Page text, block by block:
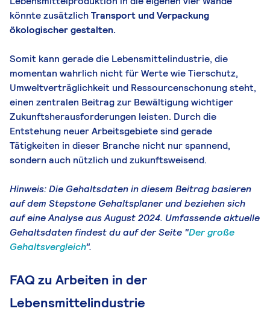
könnte zusätzlichTransport und Verpackung
ökologischer gestalten.
Somit kann gerade die Lebensmittelindustrie, die
momentan wahrlich nicht für Werte wie Tierschutz,
Umweltverträglichkeit und Ressourcenschonung steht,
einen zentralen Beitrag zur Bewältigung wichtiger
Zukunftsherausforderungen leisten. Durch die
Entstehung neuer Arbeitsgebiete sind gerade
Tätigkeiten in dieser Branche nicht nur spannend,
sondern auch nützlich und zukunftsweisend.
Hinweis: Die Gehaltsdaten in diesem Beitrag basieren
auf dem Stepstone Gehaltsplaner und beziehen sich
auf eine Analyse aus August 2024. Umfassende aktuelle
Gehaltsdaten findest du auf der Seite "Der große
Gehaltsvergleich".
FAQ zu Arbeiten in der
Lebensmittelindustrie